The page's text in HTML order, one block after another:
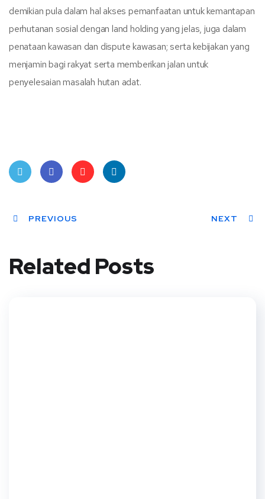
demikian pula dalam hal akses pemanfaatan untuk kemantapan
perhutanan sosial dengan land holding yang jelas, juga dalam
penataan kawasan dan dispute kawasan; serta kebijakan yang
menjamin bagi rakyat serta memberikan jalan untuk
penyelesaian masalah hutan adat.
ter
book
eres
PREVIOUS NEXT
Related Posts